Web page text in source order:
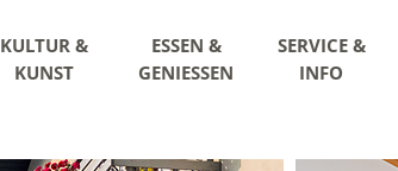
KULTUR &
KUNST
ESSEN &
GENIESSEN
SERVICE &
INFO